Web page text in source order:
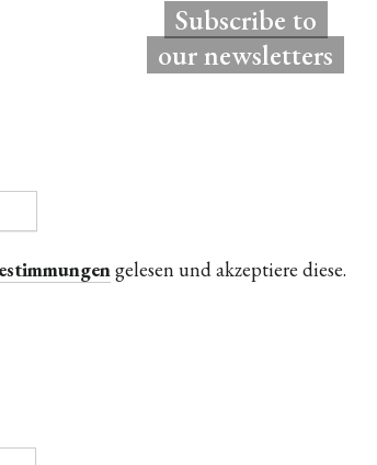
Subscribe to
our newsletters
gelesen und akzeptiere diese.